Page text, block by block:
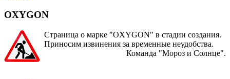
OXYGON
Страница о марке "OXYGON" в стадии создания.
Приносим извинения за временные неудобства.
Команда "Мороз и Солнце".